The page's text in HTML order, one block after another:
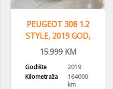
PEUGEOT 308 1.2
STYLE, 2019 GOD,
NAVIGACIJA,ALU
15.999KM
Godište
2019
Kilometraža
164000
km